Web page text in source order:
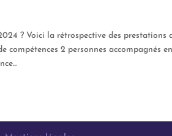
? Voici la rétrospective des
compétences 2 personnes accompagnés